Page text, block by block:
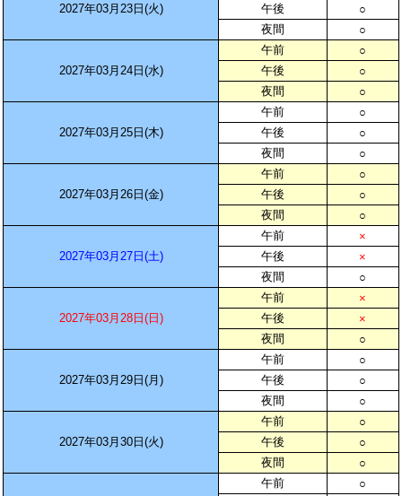
2027年03月23日(火)
午後
○
夜間
○
2027年03月24日(水)
午前
○
午後
○
夜間
○
2027年03月25日(木)
午前
○
午後
○
夜間
○
2027年03月26日(金)
午前
○
午後
○
夜間
○
2027年03月27日(土)
午前
×
午後
×
夜間
○
2027年03月28日(日)
午前
×
午後
×
夜間
○
2027年03月29日(月)
午前
○
午後
○
夜間
○
2027年03月30日(火)
午前
○
午後
○
夜間
○
午前
○